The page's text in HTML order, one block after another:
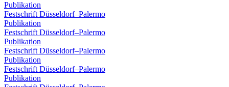
Publikation
Festschrift Düsseldorf–Palermo
Publikation
Festschrift Düsseldorf–Palermo
Publikation
Festschrift Düsseldorf–Palermo
Publikation
Festschrift Düsseldorf–Palermo
Publikation